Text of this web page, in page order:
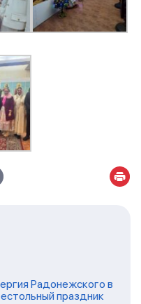
Радонежского в
праздник